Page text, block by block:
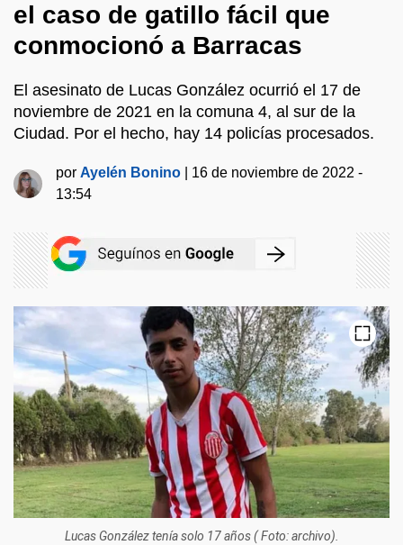
el caso de gatillo fácil que
conmocionó a Barracas
El asesinato de Lucas González ocurrió el 17 de
noviembre de 2021 en la comuna 4, al sur de la
Ciudad. Por el hecho, hay 14 policías procesados.
porAyelén Bonino
16 de noviembre de 2022 -
13:54
Lucas González tenía solo 17 años ( Foto: archivo).